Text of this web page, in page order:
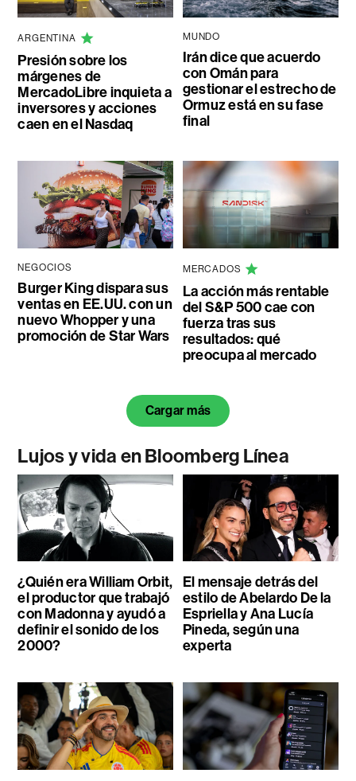
ARGENTINA
Presión sobre los
márgenes de
MercadoLibre inquieta a
inversores y acciones
caen en el Nasdaq
MUNDO
Irán dice que acuerdo
con Omán para
gestionar el estrecho de
Ormuz está en su fase
final
NEGOCIOS
Burger King dispara sus
ventas en EE.UU. con un
nuevo Whopper y una
promoción de Star Wars
MERCADOS
La acción más rentable
del S&P 500 cae con
fuerza tras sus
resultados: qué
preocupa al mercado
Cargar más
Lujos y vida en Bloomberg Línea
¿Quién era William Orbit,
el productor que trabajó
con Madonna y ayudó a
definir el sonido de los
2000?
El mensaje detrás del
estilo de Abelardo De la
Espriella y Ana Lucía
Pineda, según una
experta